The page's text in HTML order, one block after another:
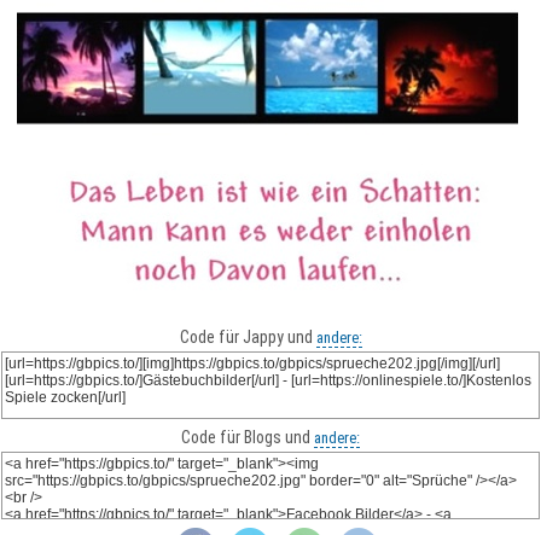
Code für Jappy und andere:
Code für Blogs und andere: